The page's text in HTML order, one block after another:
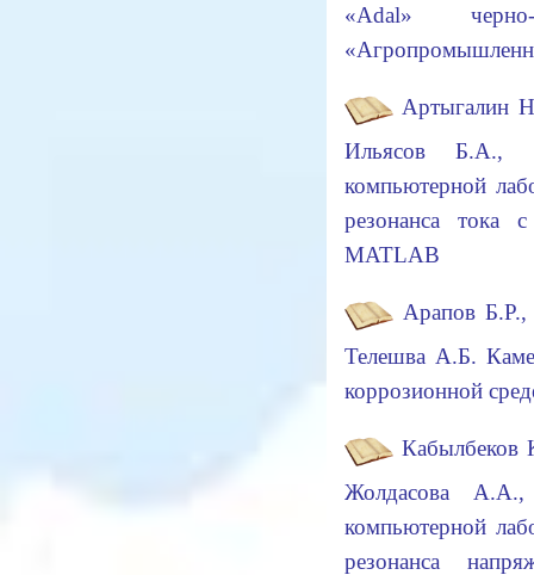
«Аdal»
Артыгалин
Ильясов Б.А.,
компьютерной
резонанса тока
MATLAB
Арапов Б.Р.,
Телешва А.Б.
коррозионной
Жолдасова А.А.,
компьютерной
резонанса